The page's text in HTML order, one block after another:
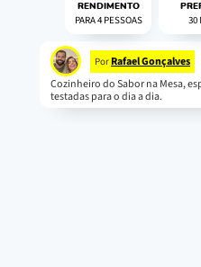
RENDIMENTO
PARA 4 PESSOAS 30
Por Rafael Gonçalves
Cozinheiro do Sabor na Mesa,
testadas para o dia a dia.